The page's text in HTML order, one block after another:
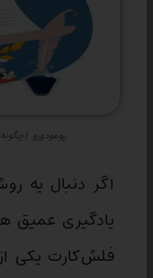
پومودورو
اگر دنبال یه
یادگیری عمیق
فلش‌کارت یکی